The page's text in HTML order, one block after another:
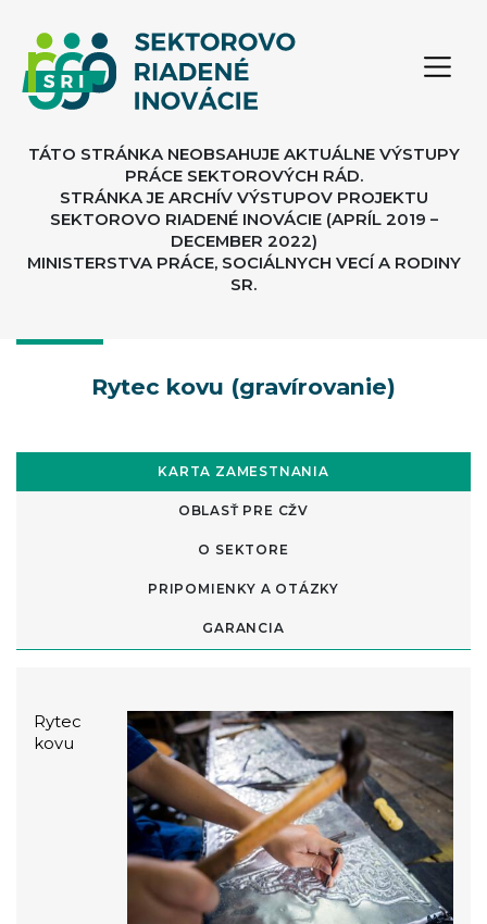
TÁTO STRÁNKA NEOBSAHUJE AKTUÁLNE VÝSTUPY
PRÁCE SEKTOROVÝCH RÁD.
STRÁNKA JE ARCHÍV VÝSTUPOV PROJEKTU
SEKTOROVO RIADENÉ INOVÁCIE (APRÍL 2019 –
DECEMBER 2022)
MINISTERSTVA PRÁCE, SOCIÁLNYCH VECÍ A RODINY
SR.
Rytec kovu (gravírovanie)
KARTA ZAMESTNANIA
OBLASŤ PRE CŽV
O SEKTORE
PRIPOMIENKY A OTÁZKY
GARANCIA
Rytec
kovu